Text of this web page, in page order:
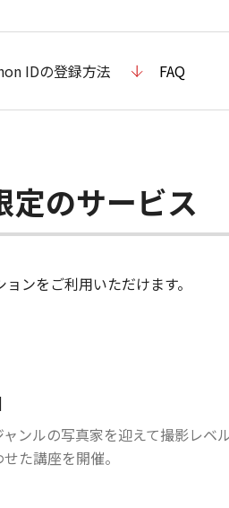
IDの登録方法 FAQ
のサービス
ンをご利用いただけます。
ンルの写真家を迎えて撮影レベ
た講座を開催。